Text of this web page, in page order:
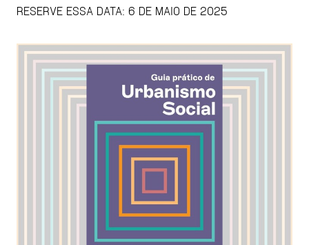
RESERVE ESSA DATA: 6 DE MAIO DE 2025